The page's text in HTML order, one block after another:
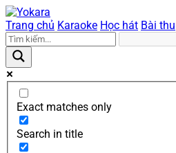
Trang chủ Karaoke Học hát Bài thu
Exact matches only
Search in title